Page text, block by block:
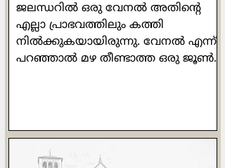
ജലന്ധറില്‍ ഒരു വേനല്‍ അതിന്‍റെ
എല്ലാ പ്രാഭവത്തിലും കത്തി
നില്‍ക്കുകയായിരുന്നു. വേനല്‍ എന്ന്
പറഞ്ഞാല്‍ മഴ തീണ്ടാത്ത ഒരു ജൂണ്‍
നാട്ടിലെ കായലുകളെപ്പോലെ
തോന്നിപ്പിച്ചു. ഉച്ചക്കത്തെ ചൂട്